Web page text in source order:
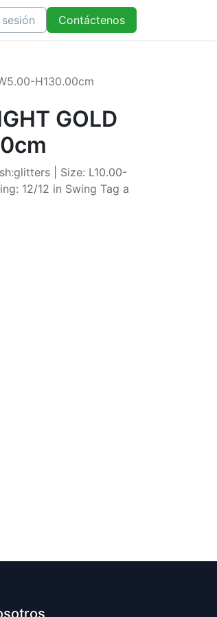
Contáctenos
H130.00cm
GOLD
| Size: L10.00-
12/12 in Swing Tag a